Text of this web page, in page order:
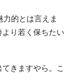
的とは言えま
り若く保ちたい
きますやら。こ